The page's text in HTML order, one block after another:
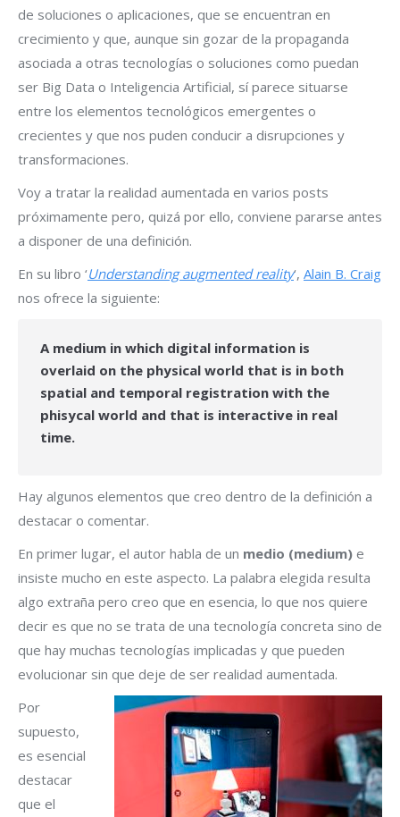
de soluciones o aplicaciones, que se encuentran en
crecimiento y que, aunque sin gozar de la propaganda
asociada a otras tecnologías o soluciones como puedan
ser Big Data o Inteligencia Artificial, sí parece situarse
entre los elementos tecnológicos emergentes o
crecientes y que nos puden conducir a disrupciones y
transformaciones.
Voy a tratar la realidad aumentada en varios posts
próximamente pero, quizá por ello, conviene pararse antes
a disponer de una definición.
En su libro ‘Understanding augmented reality‘, Alain B. Craig
nos ofrece la siguiente:
A medium in which digital information is
overlaid on the physical world that is in both
spatial and temporal registration with the
phisycal world and that is interactive in real
time.
Hay algunos elementos que creo dentro de la definición a
destacar o comentar.
En primer lugar, el autor habla de un medio (medium) e
insiste mucho en este aspecto. La palabra elegida resulta
algo extraña pero creo que en esencia, lo que nos quiere
decir es que no se trata de una tecnología concreta sino de
que hay muchas tecnologías implicadas y que pueden
evolucionar sin que deje de ser realidad aumentada.
Por
supuesto,
es esencial
destacar
que el